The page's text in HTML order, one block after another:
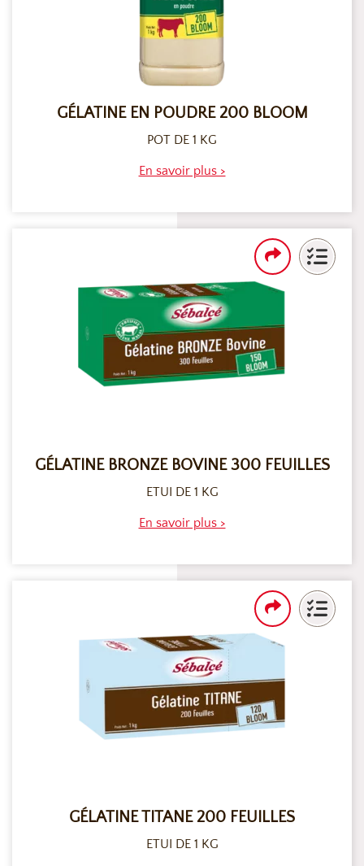
GÉLATINE EN POUDRE 200 BLOOM
POT DE 1 KG
En savoir plus >
GÉLATINE BRONZE BOVINE 300 FEUILLES
ETUI DE 1 KG
En savoir plus >
GÉLATINE TITANE 200 FEUILLES
ETUI DE 1 KG